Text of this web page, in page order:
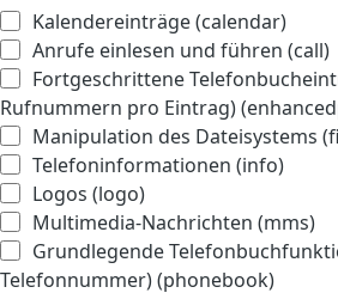
Kalendereinträge (calendar)
Anrufe einlesen und führen (call)
Fortgeschrittene
Rufnummern pro Eintrag)
Manipulation des Dateisystems
Telefoninformationen (info)
Logos (logo)
Multimedia-Nachrichten (mms)
Grundlegende
Telefonnummer) (phonebook)